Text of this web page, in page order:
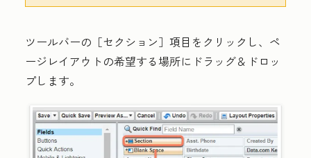
ツールバーの ［セクション］ 項目をクリックし、ペ
ージレイアウトの希望する場所にドラッグ＆ドロッ
プします。